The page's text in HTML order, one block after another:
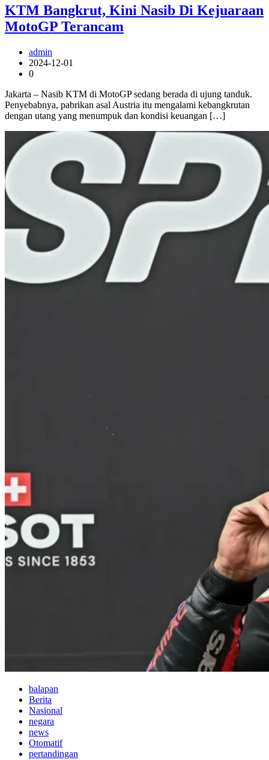
KTM Bangkrut, Kini Nasib Di Kejuaraan
MotoGP Terancam
admin
2024-12-01
0
Jakarta – Nasib KTM di MotoGP sedang berada di ujung tanduk.
Penyebabnya, pabrikan asal Austria itu mengalami kebangkrutan
dengan utang yang menumpuk dan kondisi keuangan […]
balapan
Berita
Nasional
negara
news
Otomatif
pertandingan